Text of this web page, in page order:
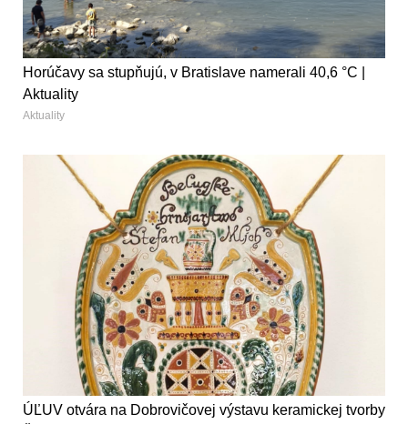
Horúčavy sa stupňujú, v Bratislave namerali 40,6 °C |
Aktuality
Aktuality
ÚĽUV otvára na Dobrovičovej výstavu keramickej tvorby